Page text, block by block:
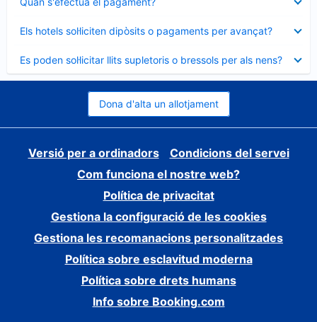
tancat
Els hotels sol·liciten dipòsits o pagaments per avançat?
tancat
Es poden sol·licitar llits supletoris o bressols per als nens?
tancat
Dona d'alta un allotjament
Versió per a ordinadors
Condicions del servei
Com funciona el nostre web?
Política de privacitat
Gestiona la configuració de les cookies
Gestiona les recomanacions personalitzades
Política sobre esclavitud moderna
Política sobre drets humans
Info sobre Booking.com